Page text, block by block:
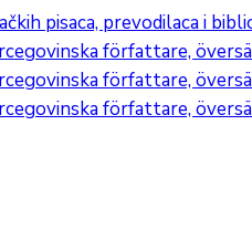
pisaca, prevodilaca i